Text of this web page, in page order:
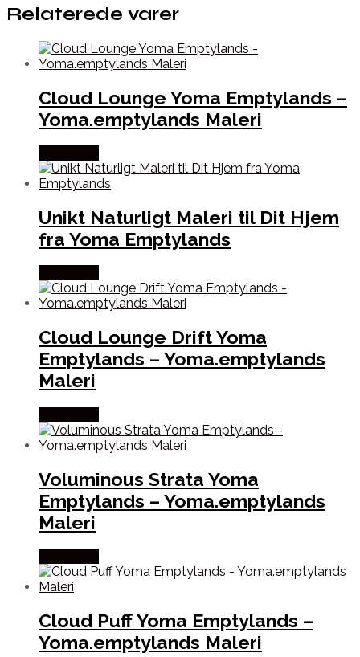
Relaterede varer
Cloud Lounge Yoma Emptylands –
Yoma.emptylands Maleri
Unikt Naturligt Maleri til Dit Hjem
fra Yoma Emptylands
Cloud Lounge Drift Yoma
Emptylands – Yoma.emptylands
Maleri
Voluminous Strata Yoma
Emptylands – Yoma.emptylands
Maleri
Cloud Puff Yoma Emptylands –
Yoma.emptylands Maleri